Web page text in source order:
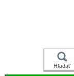
Hľadať